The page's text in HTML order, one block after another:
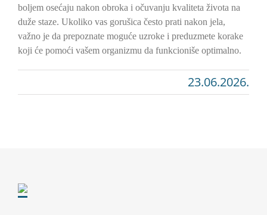
boljem osećaju nakon obroka i očuvanju kvaliteta života na
duže staze. Ukoliko vas gorušica često prati nakon jela,
važno je da prepoznate moguće uzroke i preduzmete korake
koji će pomoći vašem organizmu da funkcioniše optimalno.
23.06.2026.